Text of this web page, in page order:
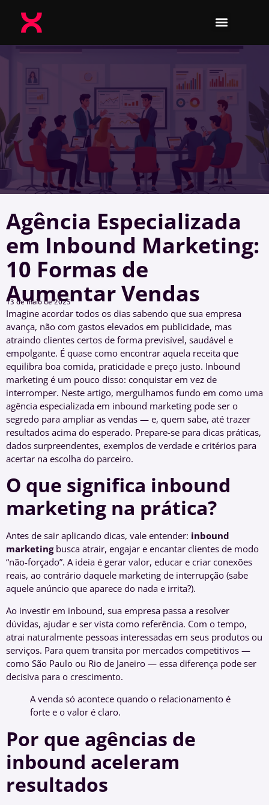
Agência Especializada
em Inbound Marketing:
10 Formas de
Aumentar Vendas
13 de maio de 2025
Imagine acordar todos os dias sabendo que sua empresa
avança, não com gastos elevados em publicidade, mas
atraindo clientes certos de forma previsível, saudável e
empolgante. É quase como encontrar aquela receita que
equilibra boa comida, praticidade e preço justo. Inbound
marketing é um pouco disso: conquistar em vez de
interromper. Neste artigo, mergulhamos fundo em como uma
agência especializada em inbound marketing pode ser o
segredo para ampliar as vendas — e, quem sabe, até trazer
resultados acima do esperado. Prepare-se para dicas práticas,
dados surpreendentes, exemplos de verdade e critérios para
acertar na escolha do parceiro.
O que significa inbound
marketing na prática?
Antes de sair aplicando dicas, vale entender: inbound
marketingbusca atrair, engajar e encantar clientes de modo
“não-forçado”. A ideia é gerar valor, educar e criar conexões
reais, ao contrário daquele marketing de interrupção (sabe
aquele anúncio que aparece do nada e irrita?).
Ao investir em inbound, sua empresa passa a resolver
dúvidas, ajudar e ser vista como referência. Com o tempo,
atrai naturalmente pessoas interessadas em seus produtos ou
serviços. Para quem transita por mercados competitivos —
como São Paulo ou Rio de Janeiro — essa diferença pode ser
decisiva para o crescimento.
A venda só acontece quando o relacionamento é
forte e o valor é claro.
Por que agências de
inbound aceleram
resultados